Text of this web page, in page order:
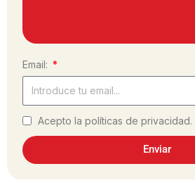
Email:
Acepto la políticas de privacidad.
Enviar